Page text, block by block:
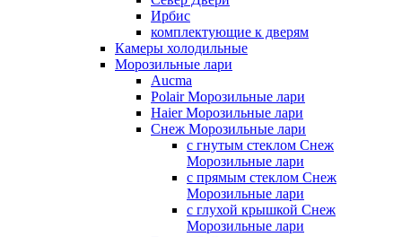
Ирбис
комплектующие к дверям
Камеры холодильные
Морозильные лари
Aucma
Polair Морозильные лари
Haier Морозильные лари
Снеж Морозильные лари
с гнутым стеклом Снеж
Морозильные лари
с прямым стеклом Снеж
Морозильные лари
с глухой крышкой Снеж
Морозильные лари